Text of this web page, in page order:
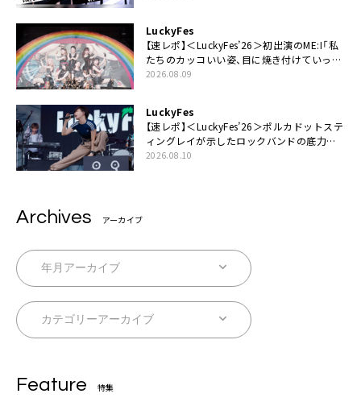
LuckyFes
【速レポ】＜LuckyFes’26＞初出演のME:I「私
たちのカッコいい姿、目に焼き付けていって
ください！」
2026.08.09
LuckyFes
【速レポ】＜LuckyFes’26＞ポルカドットステ
ィングレイが示したロックバンドの底力
「LuckyFesのマスコットキャラクターである
2026.08.10
Archives アーカイブ
Feature 特集